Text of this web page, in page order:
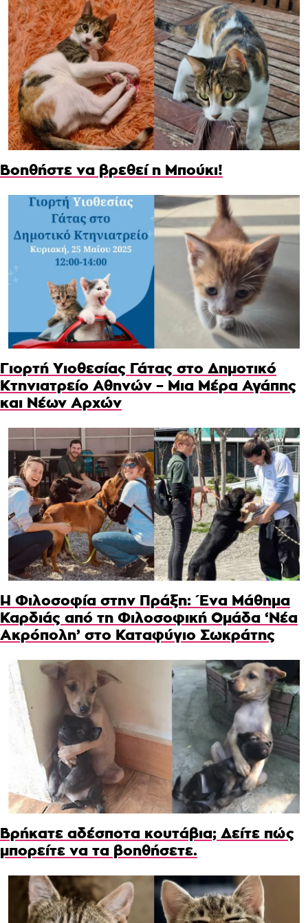
Βοηθήστε να βρεθεί η Μπούκι!
Γιορτή Υιοθεσίας Γάτας στο Δημοτικό
Κτηνιατρείο Αθηνών – Μια Μέρα Αγάπης
και Νέων Αρχών
Η Φιλοσοφία στην Πράξη: Ένα Μάθημα
Καρδιάς από τη Φιλοσοφική Ομάδα ‘Νέα
Ακρόπολη’ στο Καταφύγιο Σωκράτης
Βρήκατε αδέσποτα κουτάβια; Δείτε πώς
μπορείτε να τα βοηθήσετε.